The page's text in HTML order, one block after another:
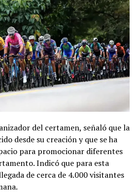
del certamen, señaló que la
desde su creación y que se ha
para promocionar diferentes
Indicó que para esta
de cerca de 4.000 visitantes